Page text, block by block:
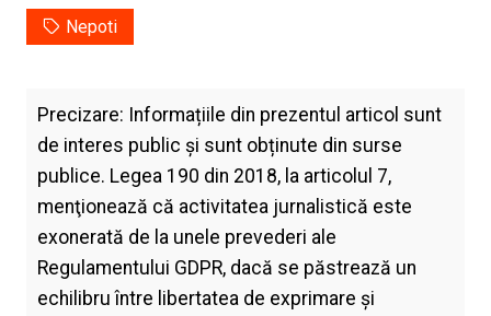
Nepoti
Precizare: Informațiile din prezentul articol sunt
de interes public și sunt obținute din surse
publice. Legea 190 din 2018, la articolul 7,
menţionează că activitatea jurnalistică este
exonerată de la unele prevederi ale
Regulamentului GDPR, dacă se păstrează un
echilibru între libertatea de exprimare şi